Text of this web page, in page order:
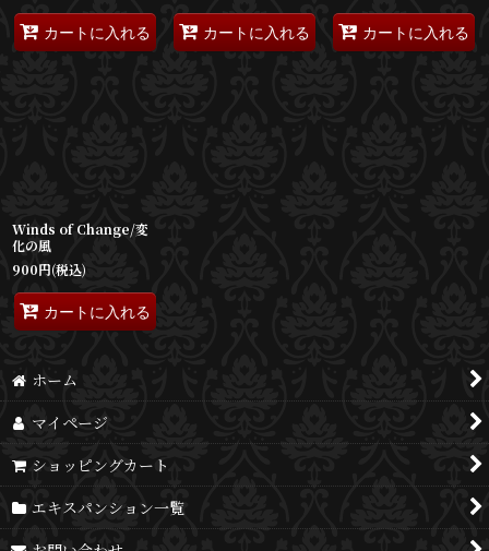
カートに入れる カートに入れる カートに入れる
Winds of Change/変
化の風
900円(税込)
カートに入れる
ホーム
マイページ
ショッピングカート
エキスパンション一覧